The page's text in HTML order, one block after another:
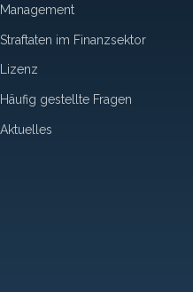
Management
Straftaten im Finanzsektor
Lizenz
Häufig gestellte Fragen
Aktuelles